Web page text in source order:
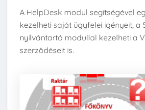
A HelpDesk modul segítségével
kezelheti saját ügyfelei igényeit, a
nyilvántartó modullal kezelheti a
szerződéseit is.